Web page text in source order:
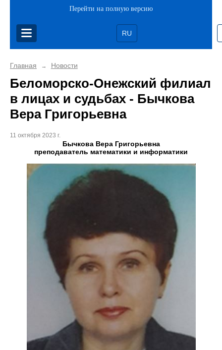
Перейти на полную версию
RU
Главная → Новости
Беломорско-Онежский филиал
в лицах и судьбах - Бычкова
Вера Григорьевна
11 октября 2023 г.
Бычкова Вера Григорьевна
преподаватель математики и информатики